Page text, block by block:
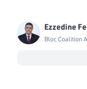
Ezzedine
Bloc Coalition